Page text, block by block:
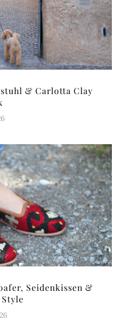
& Carlotta Clay
Seidenkissen &
Style